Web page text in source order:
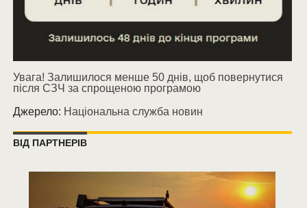
Увага! Залишилося менше 50 днів, щоб повернутися
після СЗЧ за спрощеною програмою
Джерело: Національна служба новин
ВІД ПАРТНЕРІВ